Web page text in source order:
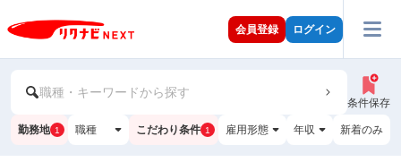
会員登録 ログイン
職種・キーワードから探す
条件保存
勤務地 1 職種 こだわり条件 1 雇用形態 年収 新着のみ